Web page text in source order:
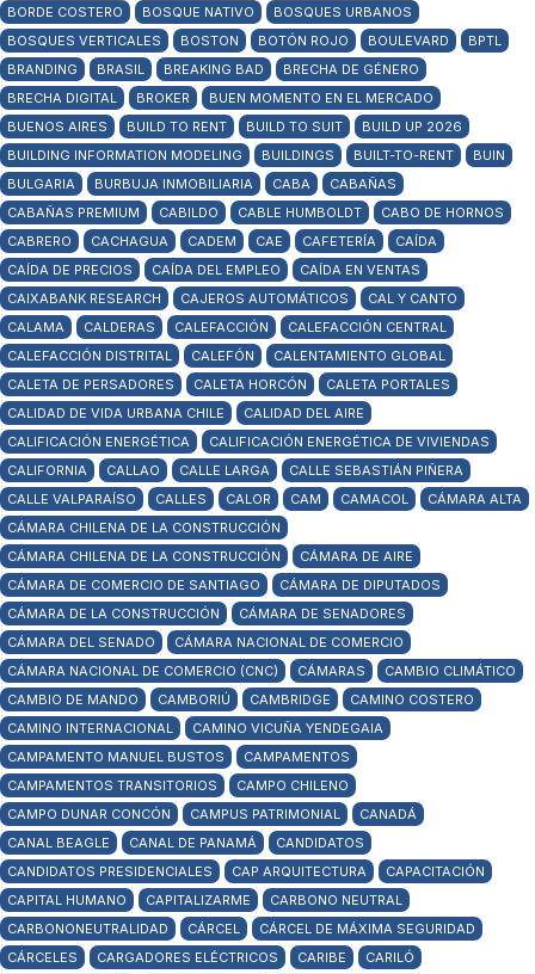
BORDE COSTERO
BOSQUE NATIVO
BOSQUES URBANOS
BOSQUES VERTICALES
BOSTON BOTÓN ROJO BOULEVARD
BPTL
BRANDING
BRASIL BREAKING BAD
BRECHA DE GÉNERO
BRECHA DIGITAL
BROKER
BUEN MOMENTO EN EL MERCADO
BUENOS AIRES
BUILD TO RENT BUILD TO SUIT
BUILD UP 2026
BUILDING INFORMATION MODELING
BUILDINGS BUILT-TO-RENT
BUIN
BULGARIA
BURBUJA INMOBILIARIA CABA
CABAÑAS
CABAÑAS PREMIUM
CABILDO CABLE HUMBOLDT
CABO DE HORNOS
CABRERO
CACHAGUA CADEM CAE CAFETERÍA
CAÍDA
CAÍDA DE PRECIOS
CAÍDA DEL EMPLEO
CAÍDA EN VENTAS
CAIXABANK RESEARCH
CAJEROS AUTOMÁTICOS
CAL Y CANTO
CALAMA
CALDERAS CALEFACCIÓN
CALEFACCIÓN CENTRAL
CALEFACCIÓN DISTRITAL
CALEFÓN
CALENTAMIENTO GLOBAL
CALETA DE PERSADORES
CALETA HORCÓN
CALETA PORTALES
CALIDAD DE VIDA URBANA CHILE
CALIDAD DEL AIRE
CALIFICACIÓN ENERGÉTICA
CALIFICACIÓN ENERGÉTICA DE VIVIENDAS
CALIFORNIA
CALLAO CALLE LARGA
CALLE SEBASTIÁN PIÑERA
CALLE VALPARAÍSO
CALLES CALOR CAM CAMACOL
CÁMARA ALTA
CÁMARA CHILENA DE LA CONSTRUCCIÓN
CÁMARA CHILENA DE LA CONSTRUCCIÓN
CÁMARA DE AIRE
CÁMARA DE COMERCIO DE SANTIAGO
CÁMARA DE DIPUTADOS
CÁMARA DE LA CONSTRUCCIÓN
CÁMARA DE SENADORES
CÁMARA DEL SENADO
CÁMARA NACIONAL DE COMERCIO
CÁMARA NACIONAL DE COMERCIO (CNC)
CÁMARAS
CAMBIO CLIMÁTICO
CAMBIO DE MANDO
CAMBORIÚ CAMBRIDGE
CAMINO COSTERO
CAMINO INTERNACIONAL
CAMINO VICUÑA YENDEGAIA
CAMPAMENTO MANUEL BUSTOS
CAMPAMENTOS
CAMPAMENTOS TRANSITORIOS
CAMPO CHILENO
CAMPO DUNAR CONCÓN
CAMPUS PATRIMONIAL
CANADÁ
CANAL BEAGLE
CANAL DE PANAMÁ
CANDIDATOS
CANDIDATOS PRESIDENCIALES
CAP ARQUITECTURA
CAPACITACIÓN
CAPITAL HUMANO
CAPITALIZARME
CARBONO NEUTRAL
CARBONONEUTRALIDAD
CÁRCEL
CÁRCEL DE MÁXIMA SEGURIDAD
CÁRCELES
CARGADORES ELÉCTRICOS CARIBE
CARILÓ